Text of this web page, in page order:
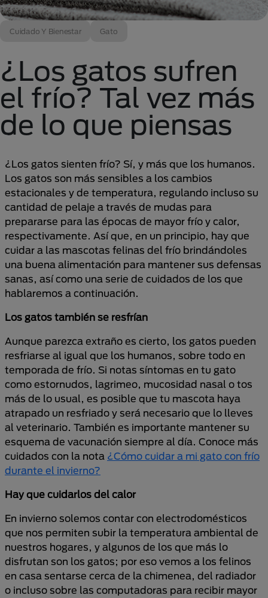
Cuidado Y Bienestar Gato
¿Los gatos sufren
el frío? Tal vez más
de lo que piensas
¿Los gatos sienten frío? Sí, y más que los humanos.
Los gatos son más sensibles a los cambios
estacionales y de temperatura, regulando incluso su
cantidad de pelaje a través de mudas para
prepararse para las épocas de mayor frío y calor,
respectivamente. Así que, en un principio, hay que
cuidar a las mascotas felinas del frío brindándoles
una buena alimentación para mantener sus defensas
sanas, así como una serie de cuidados de los que
hablaremos a continuación.
Los gatos también se resfrían
Aunque parezca extraño es cierto, los gatos pueden
resfriarse al igual que los humanos, sobre todo en
temporada de frío. Si notas síntomas en tu gato
como estornudos, lagrimeo, mucosidad nasal o tos
más de lo usual, es posible que tu mascota haya
atrapado un resfriado y será necesario que lo lleves
al veterinario. También es importante mantener su
esquema de vacunación siempre al día. Conoce más
cuidados con la nota ¿Cómo cuidar a mi gato con frío
durante el invierno?
Hay que cuidarlos del calor
En invierno solemos contar con electrodomésticos
que nos permiten subir la temperatura ambiental de
nuestros hogares, y algunos de los que más lo
disfrutan son los gatos; por eso vemos a los felinos
en casa sentarse cerca de la chimenea, del radiador
o incluso sobre las computadoras para recibir mayor